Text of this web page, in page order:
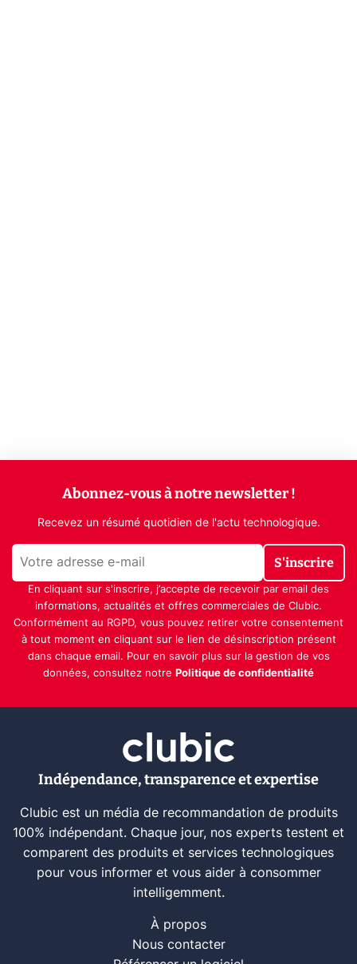
Abonnez-vous à notre newsletter !
Recevez un résumé quotidien de l'actu technologique.
S'inscrire
En cliquant sur s'inscrire, j’accepte de recevoir par email des
informations, actualités et offres commerciales de Clubic.
Conformément au RGPD, vous pouvez retirer votre consentement
à tout moment en cliquant sur le lien de désinscription présent
dans chaque email. Pour en savoir plus sur la gestion de vos
données, consultez notre Politique de confidentialité
Indépendance, transparence et expertise
Clubic est un média de recommandation de produits
100% indépendant. Chaque jour, nos experts testent et
comparent des produits et services technologiques
pour vous informer et vous aider à consommer
intelligemment.
À propos
Nous contacter